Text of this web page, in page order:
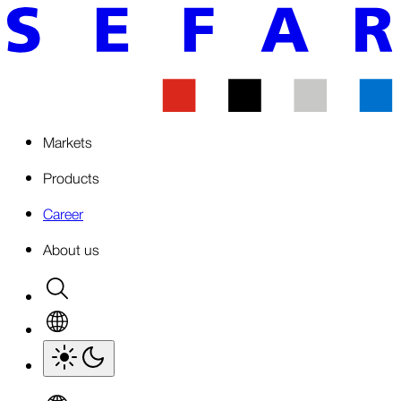
Markets
Products
Career
About us